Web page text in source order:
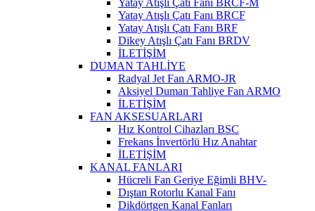
Yatay Atışlı Çatı Fanı BRCF-M
Yatay Atışlı Çatı Fanı BRCF
Yatay Atışlı Çatı Fanı BRF
Dikey Atışlı Çatı Fanı BRDV
İLETİŞİM
DUMAN TAHLİYE
Radyal Jet Fan ARMO-JR
Aksiyel Duman Tahliye Fan ARMO
İLETİŞİM
FAN AKSESUARLARI
Hız Kontrol Cihazları BSC
Frekans İnvertörlü Hız Anahtar
İLETİŞİM
KANAL FANLARI
Hücreli Fan Geriye Eğimli BHV-
Dıştan Rotorlu Kanal Fanı
Dikdörtgen Kanal Fanları